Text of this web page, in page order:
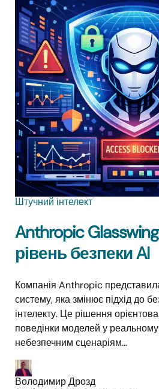
Штучний інтелект
Anthropic
рівень безпеки AI
Компанія Anthropic
систему, яка змінює підхід до
інтелекту. Це рішення
поведінки моделей у реальному
небезпечним сценаріям...
Володимир Дрозд